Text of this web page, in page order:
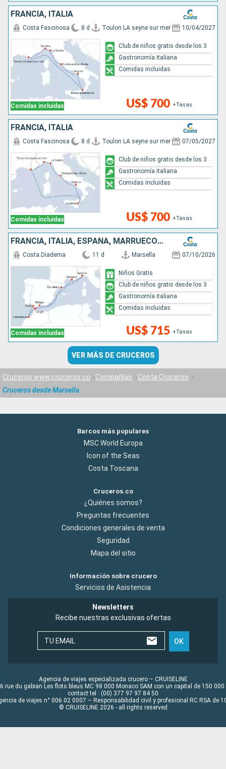
FRANCIA, ITALIA
Comidas incluidas
Costa Fascinosa 8 d Toulon LA seyne sur mer 10/04/2027
US$ 700 +Tasas
Club de niños gratis desde los 3
Gastronomía italiana
Comidas incluidas
FRANCIA, ITALIA
Comidas incluidas
Costa Fascinosa 8 d Toulon LA seyne sur mer 07/05/2027
US$ 700 +Tasas
Club de niños gratis desde los 3
Gastronomía italiana
Comidas incluidas
FRANCIA, ITALIA, ESPAÑA, MARRUECOS, GIBRALTAR
Comidas incluidas
Costa Diadema 11 d Marsella 07/10/2026
US$ 715 +Tasas
Niños Gratis
Club de niños gratis desde los 3
Gastronomía italiana
Comidas incluidas
VER MÁS DE CRUCEROS
Cruceros www.cruceros.co Compañías
Costa Cruceros
Cruceros desde Marsella
Barcos más populares
MSC World Europa
Icon of the Seas
Costa Toscana
Cruceros.co
¿Quiénes somos?
Preguntas frecuentes
Condiciones generales de venta
Seguridad
Mapa del sitio
Información sobre crucero
Servicios de Asistencia
Newsletters
Recibe nuestras exclusivas ofertas
TU EMAIL OK
Agencia de viajes especializada crucero – CRUISELINE
rue du gabian Les flots bleus MC 98 000 Monaco SAM con un capital de 150 000
contact tel : (00) 377 97 97 84 50
de viajes n° 006 02 0007 – Responsabilidad civil y profesional RC RSA de
© CRUISELINE 2026 - all rights reserved